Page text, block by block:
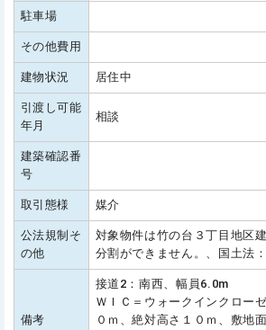
駐車場
その他費用
建物状況 居住中
引渡し可能
年月
相談
建築確認番
号
取引態様 媒介
公法規制そ
の他
対象物件は竹の台３丁目地区
分割ができません。、国土法
備考
接道2：南西、幅員6.0m
ＷＩＣ＝ウォークインクロー
０ｍ、絶対高さ１０ｍ、敷地